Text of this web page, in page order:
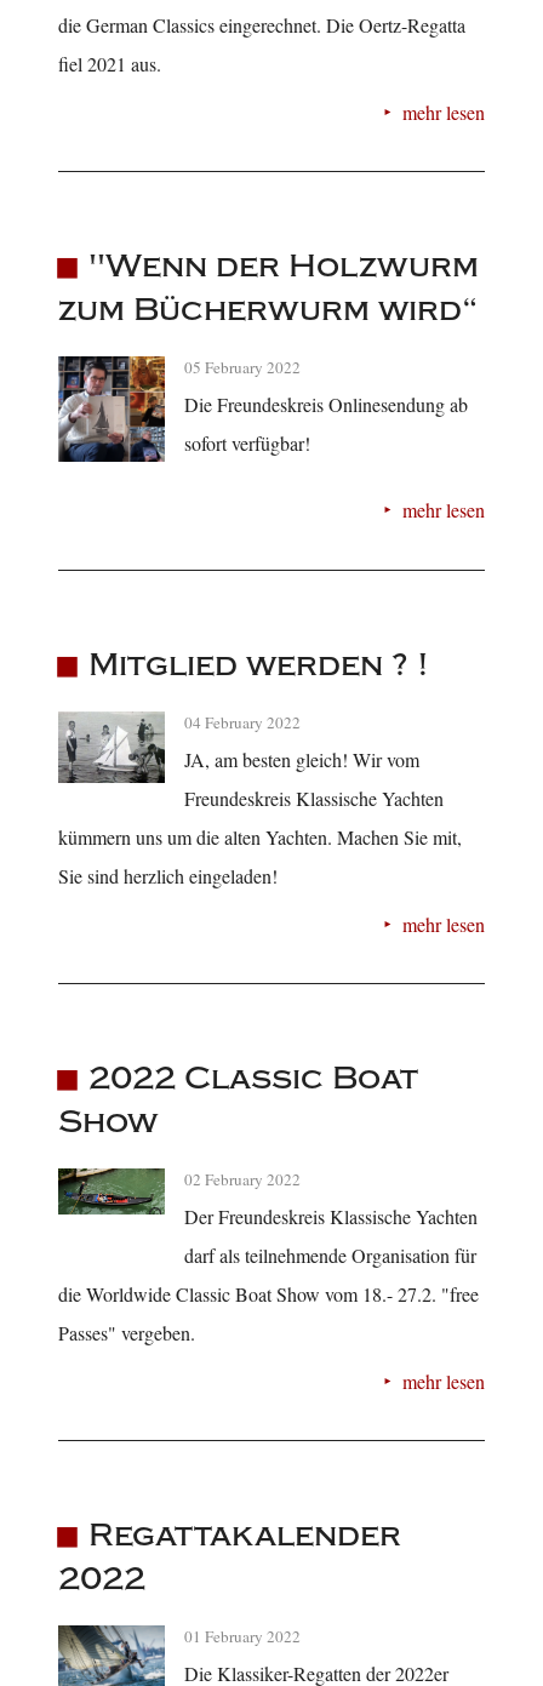
die German Classics eingerechnet. Die Oertz-Regatta
fiel 2021 aus.
mehr lesen
"Wenn der Holzwurm
zum Bücherwurm wird“
05 February 2022
Die Freundeskreis Onlinesendung ab
sofort verfügbar!
mehr lesen
Mitglied werden ? !
04 February 2022
JA, am besten gleich! Wir vom
Freundeskreis Klassische Yachten
kümmern uns um die alten Yachten. Machen Sie mit,
Sie sind herzlich eingeladen!
mehr lesen
2022 Classic Boat
Show
02 February 2022
Der Freundeskreis Klassische Yachten
darf als teilnehmende Organisation für
die Worldwide Classic Boat Show vom 18.- 27.2. "free
Passes" vergeben.
mehr lesen
Regattakalender
2022
01 February 2022
Die Klassiker-Regatten der 2022er